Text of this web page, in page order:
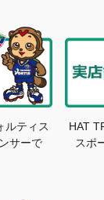
ルティス
サーで
HAT
スポ